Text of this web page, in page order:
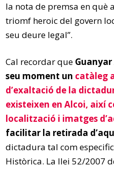
la nota de premsa en què
triomf heroic del govern
seu deure legal”.
Cal recordar que
seu moment un catàleg
d’exaltació de la
existeixen en Alcoi, així
localització i imatges
facilitar la retirada
dictadura tal com
Històrica. La llei 52/2007